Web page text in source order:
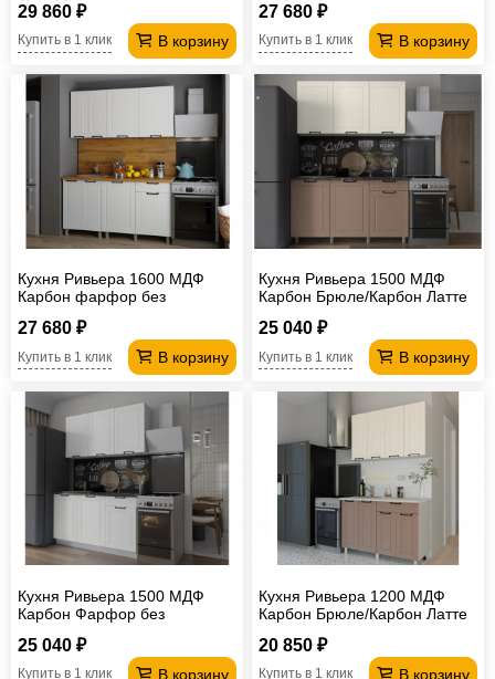
29 860 ₽
В корзину
Купить в 1 клик
27 680 ₽
В корзину
Купить в 1 клик
Кухня Ривьера 1600 МДФ
Карбон фарфор без
27 680 ₽
В корзину
Купить в 1 клик
Кухня Ривьера 1500 МДФ
Карбон Брюле/Карбон Латте
25 040 ₽
В корзину
Купить в 1 клик
Кухня Ривьера 1500 МДФ
Карбон Фарфор без
25 040 ₽
В корзину
Купить в 1 клик
Кухня Ривьера 1200 МДФ
Карбон Брюле/Карбон Латте
20 850 ₽
В корзину
Купить в 1 клик